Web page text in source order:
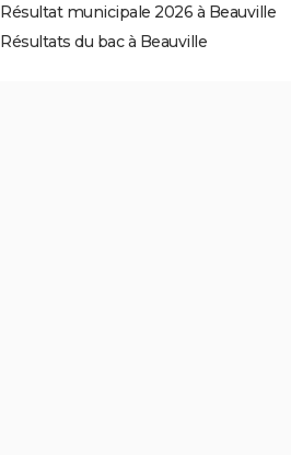
Résultat municipale 2026 à Beauville
Résultats du bac à Beauville